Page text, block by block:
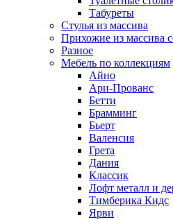
Табуреты
Стулья из массива
Прихожие из массива
Разное
Мебель по коллекциям
Айно
Ари-Прованс
Бетти
Брамминг
Бьерт
Валенсия
Грета
Дания
Классик
Лофт металл и
Тимберика Кидс
Ярви